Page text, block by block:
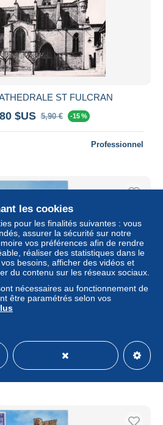
ST FULCRAN
$US 5,90 € -15 %
Professionnel
$US
les cookies
pour les finalités suivantes : vous
assurer la sécurité sur notre
vos préférences afin de rendre
réaliser des statistiques dans le
besoins, afficher des vidéos et
du contenu sur les réseaux sociaux.
nécessaires au fonctionnement de
être paramétrés selon vos